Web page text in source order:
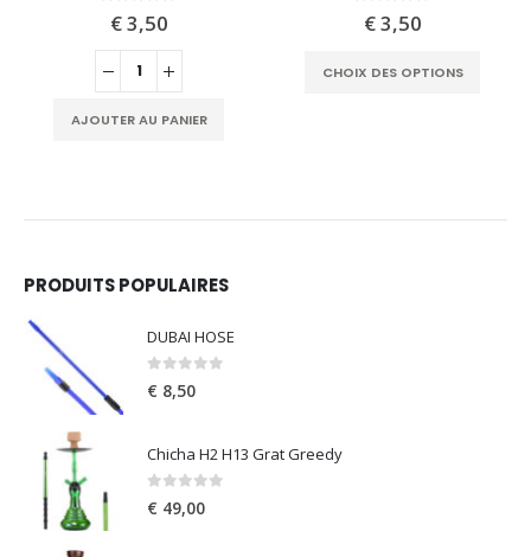
out of 5
€3,50
AJOUTER AU PANIER
out of 5
€3,50
CHOIX DES OPTIONS
PRODUITS POPULAIRES
DUBAI HOSE
0out of 5
€ 8,50
Chicha H2 H13 Grat Greedy
0out of 5
€ 49,00